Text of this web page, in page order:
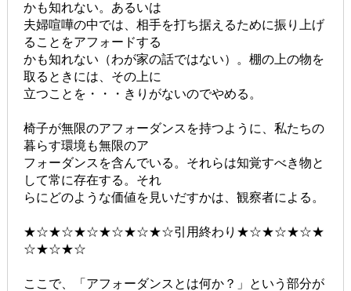
かも知れない。あるいは
夫婦喧嘩の中では、相手を打ち据えるために振り上げ
ることをアフォードする
かも知れない（わが家の話ではない）。棚の上の物を
取るときには、その上に
立つことを・・・きりがないのでやめる。
椅子が無限のアフォーダンスを持つように、私たちの
暮らす環境も無限のア
フォーダンスを含んでいる。それらは知覚すべき物と
して常に存在する。それ
らにどのような価値を見いだすかは、観察者による。
★☆★☆★☆★☆★☆★☆引用終わり★☆★☆★☆★
☆★☆★☆
ここで、「アフォーダンスとは何か？」という部分が